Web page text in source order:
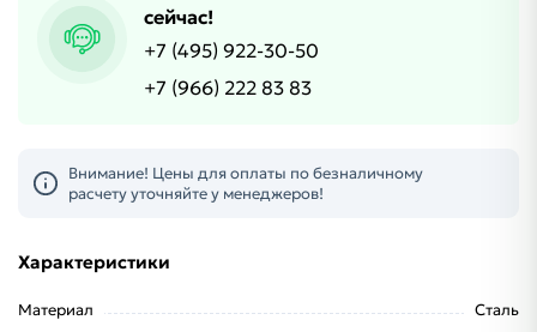
сейчас!
+7 (495) 922-30-50
+7 (966) 222 83 83
Внимание! Цены для оплаты по безналичному
расчету уточняйте у менеджеров!
Характеристики
Материал
Сталь